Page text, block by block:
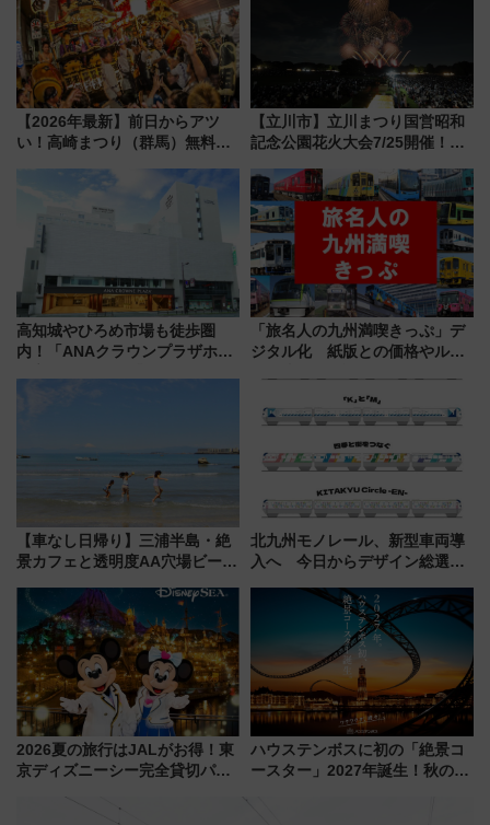
【2026年最新】前日からアツ
い！高崎まつり（群馬）無料観
【立川市】立川まつり国営昭和
記念公園花火大会7/25開催！
混雑に要注意、その理由は
高知城やひろめ市場も徒歩圏
内！「ANAクラウンプラザホテ
「旅名人の九州満喫きっぷ」デ
ジタル化 紙版との価格やルー
【車なし日帰り】三浦半島・絶
景カフェと透明度AA穴場ビーチ
用してストレスフリー旅へ行こ
う！
北九州モノレール、新型車両導
入へ 今日からデザイン総選挙
2026夏の旅行はJALがお得！東
京ディズニーシー完全貸切パー
ーン始まる 条件は「夏の国内
ハウステンボスに初の「絶景コ
ースター」2027年誕生！秋の